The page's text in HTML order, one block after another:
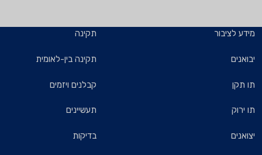
מידע לציבור
יבואנים
תו תקן
תו ירוק
יצואנים
תקינה
תקינה בין-לאומית
קבלנים ויזמים
תעשיינים
בדיקות